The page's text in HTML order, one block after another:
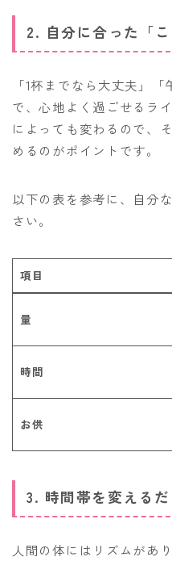
2. 自分に合った「
「1杯までなら大丈夫」
で、心地よく過ごせるラ
によっても変わるので、
めるのがポイントです。
以下の表を参考に、自分
さい。
項目
量
時間
お供
3. 時間帯を変える
人間の体にはリズムがあ